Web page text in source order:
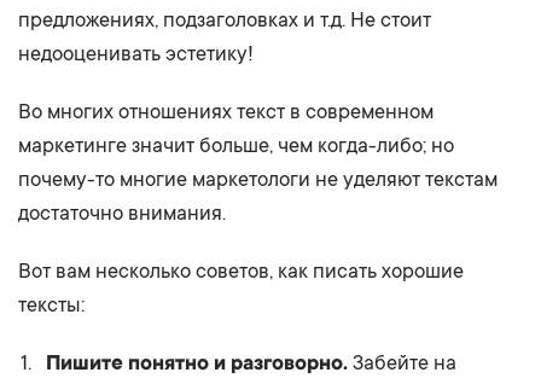
предложениях, подзаголовках и т.д. Не стоит
недооценивать эстетику!
Во многих отношениях текст в современном
маркетинге значит больше, чем когда-либо; но
почему-то многие маркетологи не уделяют текстам
достаточно внимания.
Вот вам несколько советов, как писать хорошие
тексты:
Пишите понятно и разговорно. Забейте на